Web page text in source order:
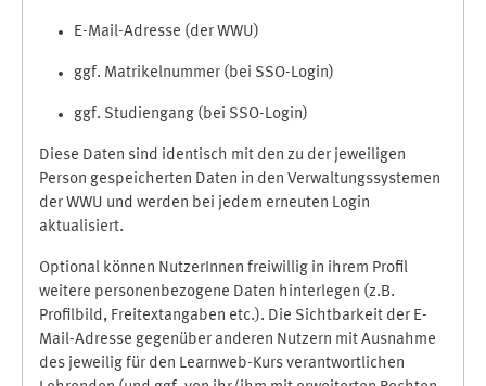
E-Mail-Adresse (der WWU)
ggf. Matrikelnummer (bei SSO-Login)
ggf. Studiengang (bei SSO-Login)
Diese Daten sind identisch mit den zu der jeweiligen
Person gespeicherten Daten in den Verwaltungssystemen
der WWU und werden bei jedem erneuten Login
aktualisiert.
Optional können NutzerInnen freiwillig in ihrem Profil
weitere personenbezogene Daten hinterlegen (z.B.
Profilbild, Freitextangaben etc.). Die Sichtbarkeit der E-
Mail-Adresse gegenüber anderen Nutzern mit Ausnahme
des jeweilig für den Learnweb-Kurs verantwortlichen